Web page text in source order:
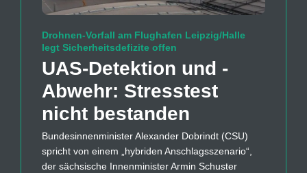
Drohnen-Vorfall am Flughafen Leipzig/Halle
legt Sicherheitsdefizite offen
UAS-Detektion und -
Abwehr: Stresstest
nicht bestanden
Bundesinnenminister Alexander Dobrindt (CSU)
spricht von einem „hybriden Anschlagsszenario“,
der sächsische Innenminister Armin Schuster